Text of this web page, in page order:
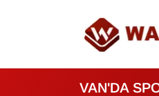
VAN'DA
ASAYİŞ
Van Nöbetçi Eczaneler
Van Hava Durumu